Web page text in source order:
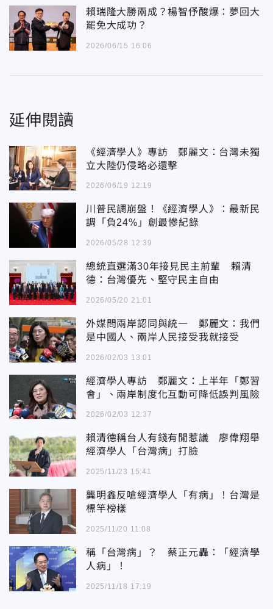
賴瑞隆大勝兩成？楊智伃酸爆：夢回大
罷免大成功？
2026/06/15 16:06
延伸閱讀
《經濟學人》專訪 鄭麗文：台灣未獨
立大陸仍侵略必還擊
2026/06/19 12:19
川普民調崩盤！《經濟學人》：最新民
調「負24%」創最慘紀錄
2026/05/28 12:39
總統直選滿30年接見民主前輩 賴清
德：台灣優先、堅守民主自由
2026/05/20 21:01
外媒問兩岸認同與統一 鄭麗文：我們
是中國人、兩岸人民接受我就接受
2026/02/03 13:01
經濟學人專訪 鄭麗文：上半年「鄭習
會」、兩岸制度化互動可降低誤判風險
2026/02/03 12:37
賴清德稱台人有錢有閒惹議 廖偉翔舉
經濟學人「台灣病」打臉
2025/11/23 15:41
龔明鑫反嗆經濟學人「有病」！台灣是
標竿榜樣
2025/11/20 11:08
稱「台灣病」？ 蔡正元轟：「經濟學
人病」！
2025/11/18 17:19